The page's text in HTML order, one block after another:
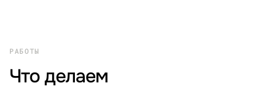
РАБОТЫ
Что делаем